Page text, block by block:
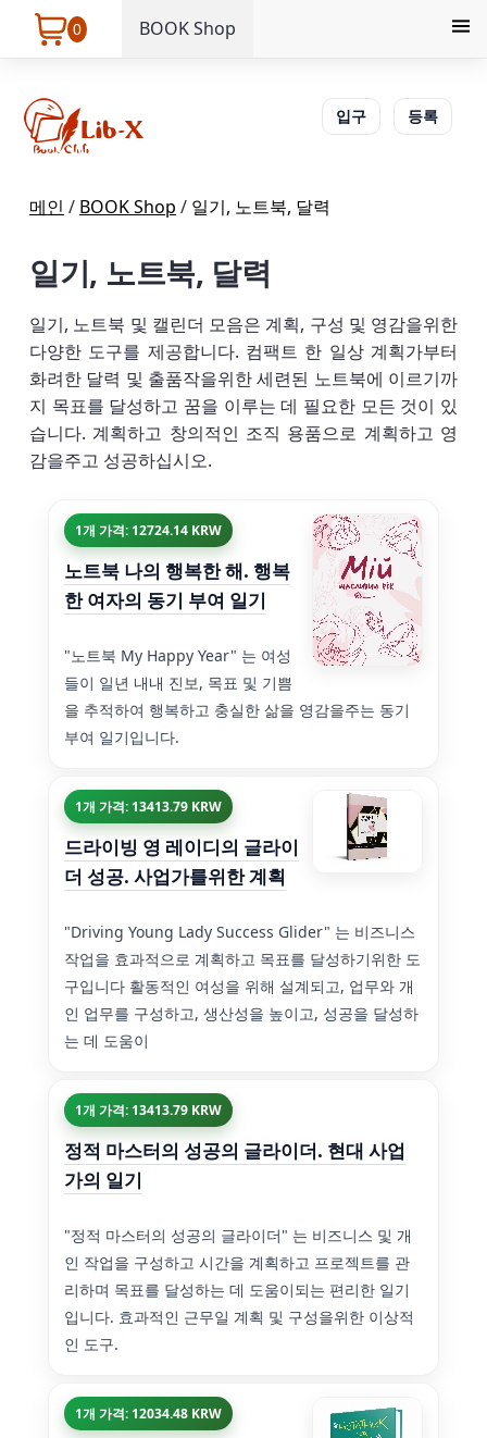
0 BOOK Shop
입구 등록
메인 / BOOK Shop / 일기, 노트북, 달력
일기, 노트북, 달력
일기, 노트북 및 캘린더 모음은 계획, 구성 및 영감을위한
다양한 도구를 제공합니다. 컴팩트 한 일상 계획가부터
화려한 달력 및 출품작을위한 세련된 노트북에 이르기까
지 목표를 달성하고 꿈을 이루는 데 필요한 모든 것이 있
습니다. 계획하고 창의적인 조직 용품으로 계획하고 영
감을주고 성공하십시오.
1개 가격: 12724.14 KRW
노트북 나의 행복한 해. 행복
한 여자의 동기 부여 일기
"노트북 My Happy Year" 는 여성
들이 일년 내내 진보, 목표 및 기쁨
을 추적하여 행복하고 충실한 삶을 영감을주는 동기
부여 일기입니다.
1개 가격: 13413.79 KRW
드라이빙 영 레이디의 글라이
더 성공. 사업가를위한 계획
"Driving Young Lady Success Glider" 는 비즈니스
작업을 효과적으로 계획하고 목표를 달성하기위한 도
구입니다 활동적인 여성을 위해 설계되고, 업무와 개
인 업무를 구성하고, 생산성을 높이고, 성공을 달성하
는 데 도움이
1개 가격: 13413.79 KRW
정적 마스터의 성공의 글라이더. 현대 사업
가의 일기
"정적 마스터의 성공의 글라이더" 는 비즈니스 및 개
인 작업을 구성하고 시간을 계획하고 프로젝트를 관
리하며 목표를 달성하는 데 도움이되는 편리한 일기
입니다. 효과적인 근무일 계획 및 구성을위한 이상적
인 도구.
1개 가격: 12034.48 KRW